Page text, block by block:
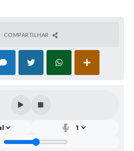
COMPARTILHAR